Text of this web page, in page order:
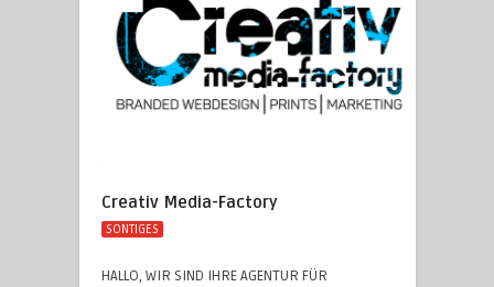
Creativ Media-Factory
SONTIGES
HALLO, WIR SIND IHRE AGENTUR FÜR